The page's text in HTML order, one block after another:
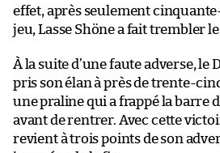
effet, après seulement
jeu, Lasse Shöne a fait trembler
À la suite d’une faute adverse, le
pris son élan à près de trente-
une praline qui a frappé la barre
avant de rentrer. Avec cette
revient à trois points de son